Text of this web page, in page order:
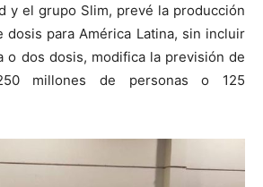
y el grupo Slim, prevé la producción
dosis para América Latina, sin incluir
o dos dosis, modifica la previsión de
millones de personas o 125